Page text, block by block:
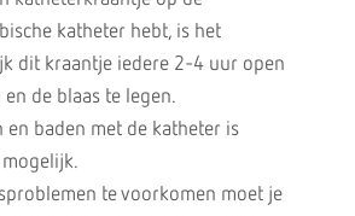
katheter hebt, is het
dit kraantje iedere 2-4 uur open
en de blaas te legen.
en baden met de katheter is
te voorkomen moet je